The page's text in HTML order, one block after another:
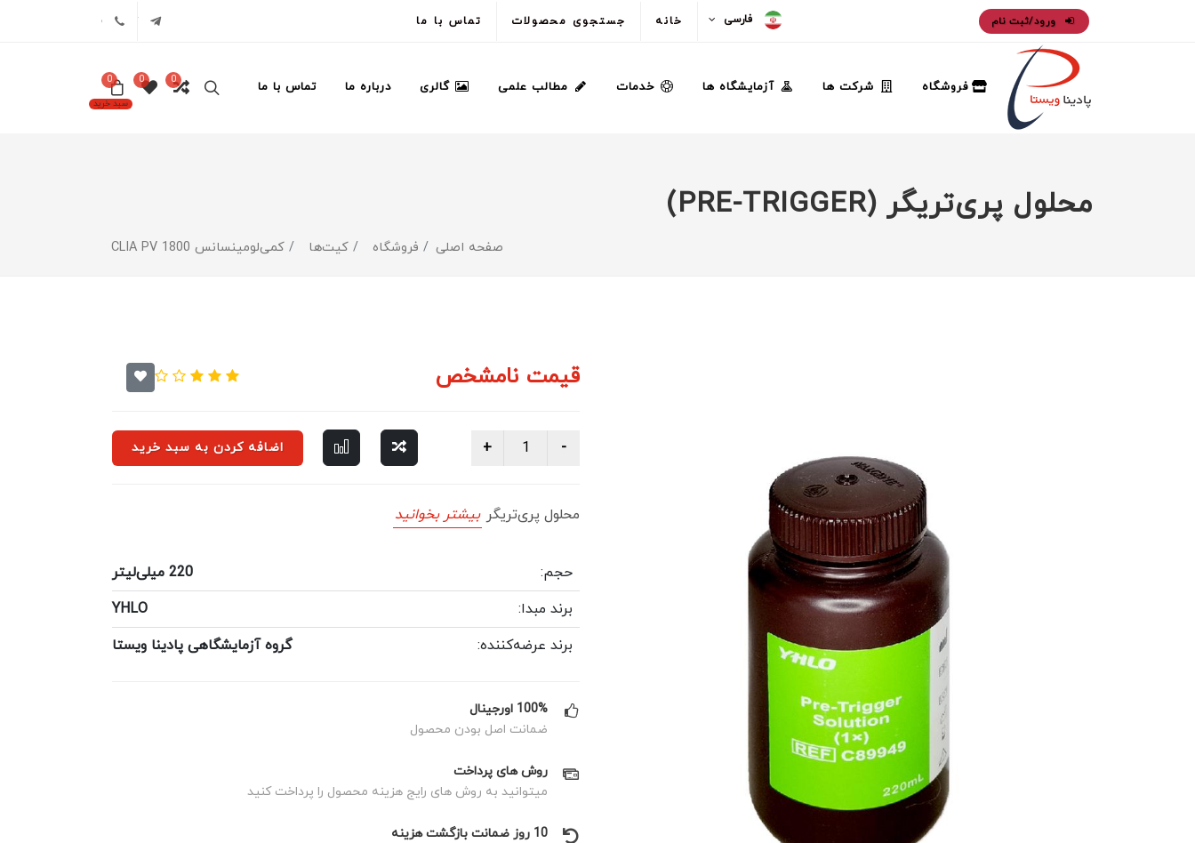
ورود/ثبت نام فارسی خانه جستجوی محصولات تماس با ما تلگرام
0
0
سبد خرید
0 فروشگاه شرکت ها آزمایشگاه ها خدمات مطالب علمی گالری درباره ما تماس با ما
محلول پری‌تریگر (PRE-TRIGGER)
صفحه اصلی فروشگاه کیت‌ها کمی‌لومینسانس CLIA PV 1800
قیمت نامشخص
اضافه کردن به سبد خرید
محلول پری‌تریگر بیشتر بخوانید
حجم:
220 میلی‌لیتر
برند مبدا:
YHLO
برند عرضه‌کننده:
گروه آزمایشگاهی پادینا ویستا
100% اورجینال
ضمانت اصل بودن محصول
روش های پرداخت
میتوانید به روش های رایج هزینه محصول را پرداخت کنید
10 روز ضمانت بازگشت هزینه